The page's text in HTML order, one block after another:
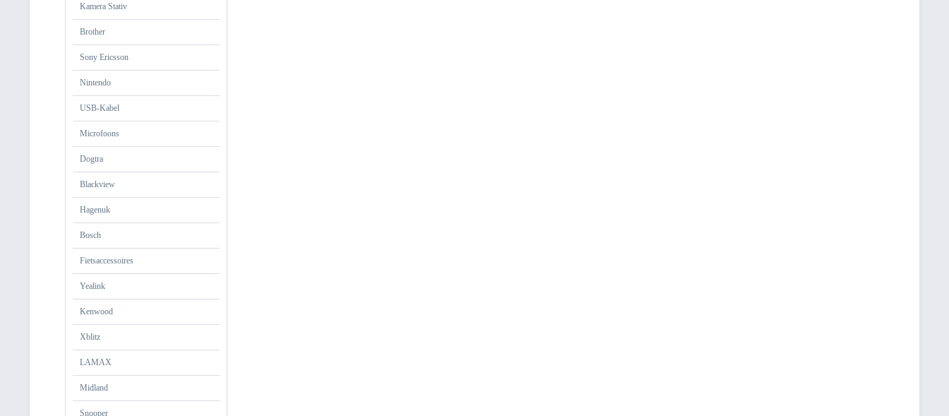
Kamera Stativ
Brother
Sony Ericsson
Nintendo
USB-Kabel
Microfoons
Dogtra
Blackview
Hagenuk
Bosch
Fietsaccessoires
Yealink
Kenwood
Xblitz
LAMAX
Midland
Snooper